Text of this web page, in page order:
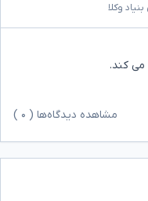
وکلا
می کند.
مشاهده دیدگاه‌ها ( ۰